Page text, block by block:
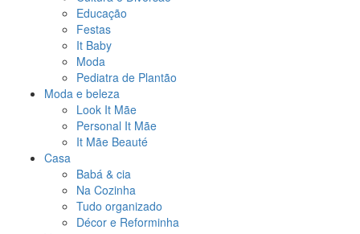
Educação
Festas
It Baby
Moda
Pediatra de Plantão
Moda e beleza
Look It Mãe
Personal It Mãe
It Mãe Beauté
Casa
Babá & cia
Na Cozinha
Tudo organizado
Décor e Reforminha